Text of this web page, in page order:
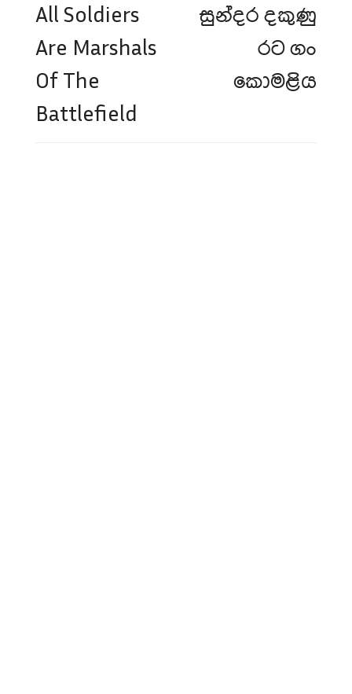
navigation
All Soldiers
Are Marshals
Of The
Battlefield
සුන්දර දකුණු
රට ගං
කොමළිය